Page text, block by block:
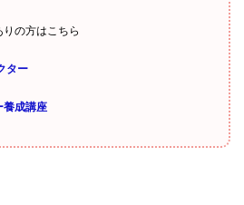
りの方はこちら
ター
養成講座